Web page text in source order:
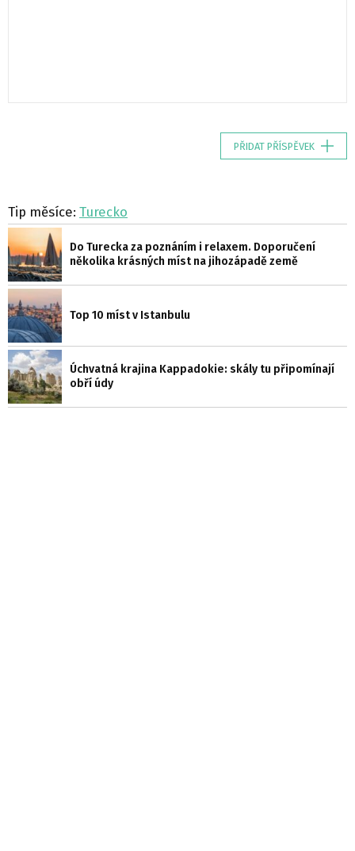
PŘIDAT PŘÍSPĚVEK
Tip měsíce: Turecko
Do Turecka za poznáním i relaxem. Doporučení
několika krásných míst na jihozápadě země
Top 10 míst v Istanbulu
Úchvatná krajina Kappadokie: skály tu připomínají
obří údy